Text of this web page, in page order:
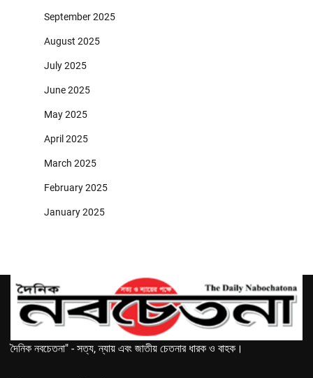
September 2025
August 2025
July 2025
June 2025
May 2025
April 2025
March 2025
February 2025
January 2025
দৈনিক নবচেতনা" - সত্য, ন্যায় এবং জাতীয় চেতনার ধারক ও বাহক।